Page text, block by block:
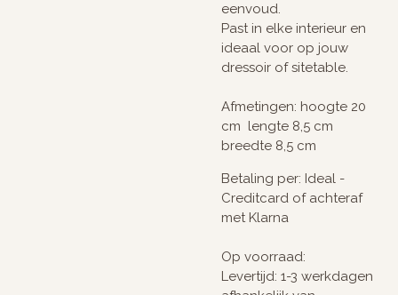
eenvoud.
Past in elke interieur en
ideaal voor op jouw
dressoir of sitetable.
Afmetingen: hoogte 20
cm lengte 8,5 cm
breedte 8,5 cm
Betaling per: Ideal -
Creditcard of achteraf
met Klarna
Op voorraad:
Levertijd: 1-3 werkdagen